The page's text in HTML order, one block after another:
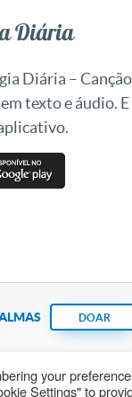
Diária
Diária –
texto e áudio.
DOAR
Fundação João Paulo II
your
Settings" to